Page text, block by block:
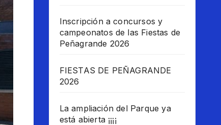
Inscripción a concursos y
campeonatos de las Fiestas de
Peñagrande 2026
FIESTAS DE PEÑAGRANDE
2026
La ampliación del Parque ya
está abierta ¡¡¡¡